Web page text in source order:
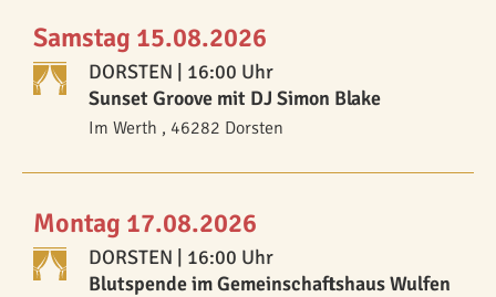
Samstag 15.08.2026
DORSTEN | 16:00 Uhr
Sunset Groove mit DJ Simon Blake
Im Werth , 46282 Dorsten
Montag 17.08.2026
DORSTEN | 16:00 Uhr
Blutspende im Gemeinschaftshaus Wulfen